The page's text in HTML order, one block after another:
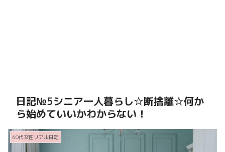
日記№5シニア一人暮らし☆断捨離☆何か
ら始めていいかわからない！
60代女性リアル日記